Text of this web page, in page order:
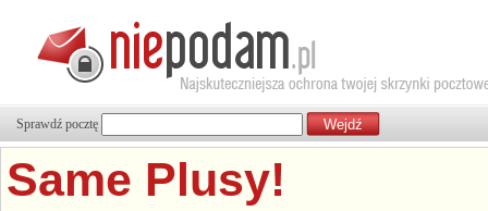
Sprawdź pocztę
Same Plusy!